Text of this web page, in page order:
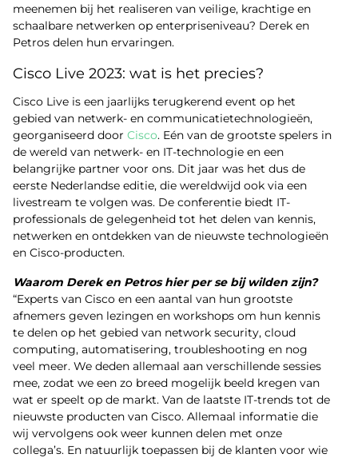
meenemen bij het realiseren van veilige, krachtige en
schaalbare netwerken op enterpriseniveau? Derek en
Petros delen hun ervaringen.
Cisco Live 2023: wat is het precies?
Cisco Live is een jaarlijks terugkerend event op het
gebied van netwerk- en communicatietechnologieën,
georganiseerd door Cisco. Eén van de grootste spelers in
de wereld van netwerk- en IT-technologie en een
belangrijke partner voor ons. Dit jaar was het dus de
eerste Nederlandse editie, die wereldwijd ook via een
livestream te volgen was. De conferentie biedt IT-
professionals de gelegenheid tot het delen van kennis,
netwerken en ontdekken van de nieuwste technologieën
en Cisco-producten.
Waarom Derek en Petros hier per se bij wilden zijn?
“Experts van Cisco en een aantal van hun grootste
afnemers geven lezingen en workshops om hun kennis
te delen op het gebied van network security, cloud
computing, automatisering, troubleshooting en nog
veel meer. We deden allemaal aan verschillende sessies
mee, zodat we een zo breed mogelijk beeld kregen van
wat er speelt op de markt. Van de laatste IT-trends tot de
nieuwste producten van Cisco. Allemaal informatie die
wij vervolgens ook weer kunnen delen met onze
collega’s. En natuurlijk toepassen bij de klanten voor wie